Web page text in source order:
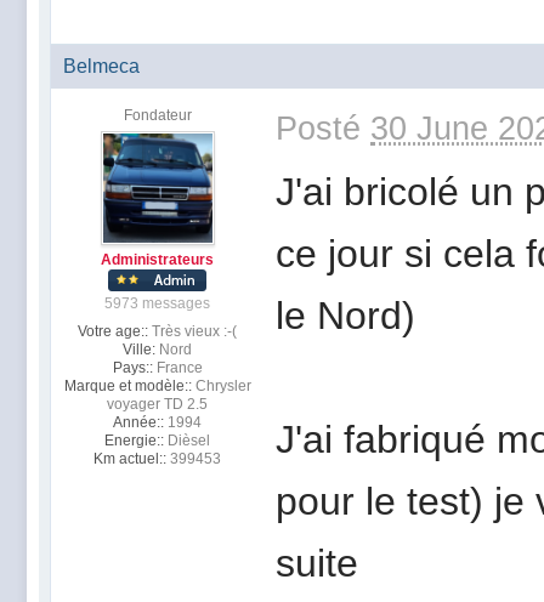
Belmeca
Fondateur
Administrateurs
5973 messages
Votre age:: Très vieux :-(
Ville: Nord
Pays:: France
Marque et modèle:: Chrysler
voyager TD 2.5
Année:: 1994
Energie:: Dièsel
Km actuel:: 399453
Posté 30 June
J'ai bricolé un
ce jour si cela
le Nord)
J'ai fabriqué
pour le test) je
suite